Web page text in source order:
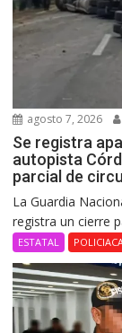
agosto 7, 2026
Se registra
autopista
parcial de
La Guardia
registra un cierre
ESTATAL